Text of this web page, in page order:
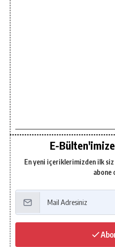
E-
En yeni içeriklerimizden ilk
abone